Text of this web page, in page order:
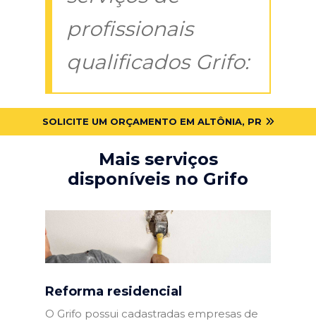
profissionais
qualificados Grifo:
SOLICITE UM ORÇAMENTO EM ALTÔNIA, PR
Mais serviços
disponíveis no Grifo
Reforma residencial
O Grifo possui cadastradas empresas de